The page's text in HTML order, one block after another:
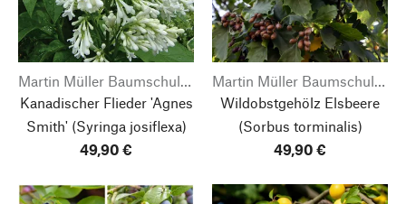
Martin Müller Baumschulen
Kanadischer Flieder 'Agnes
Smith'(Syringa josiflexa)
49,90 €
Martin Müller Baumschulen
Wildobstgehölz Elsbeere
(Sorbus torminalis)
49,90 €